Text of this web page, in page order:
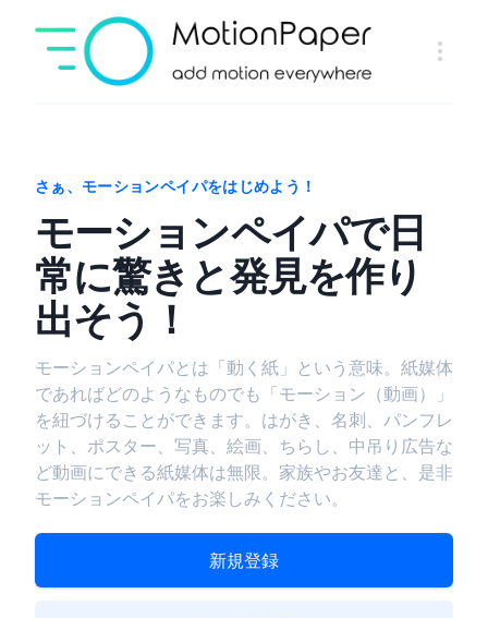
さぁ、モーションペイパをはじめよう！
モーションペイパで日
常に驚きと発見を作り
出そう！
モーションペイパとは「動く紙」という意味。紙媒体
であればどのようなものでも「モーション（動画）」
を紐づけることができます。はがき、名刺、パンフレ
ット、ポスター、写真、絵画、ちらし、中吊り広告な
ど動画にできる紙媒体は無限。家族やお友達と、是非
モーションペイパをお楽しみください。
新規登録